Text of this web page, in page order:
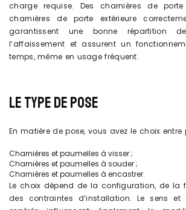
charge requise. Des charnières de
charnières de porte extérieure
garantissent une bonne répartition
l’affaissement et assurent un
temps, même en usage fréquent.
LE TYPE DE POSE
En matière de pose, vous avez le choix entre
Charnières et paumelles à visser ;
Charnières et paumelles à souder ;
Charnières et paumelles à encastrer.
Le choix dépend de la configuration, de la
des contraintes d’installation. Le sens et